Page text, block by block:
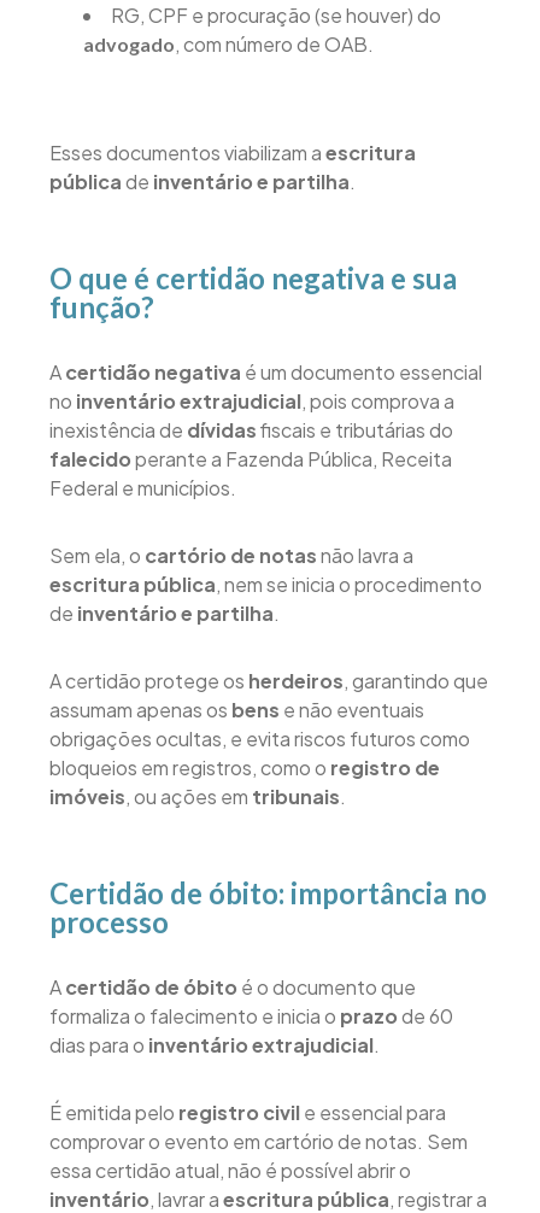
RG, CPF e procuração (se houver) do
advogado, com número de OAB.
Esses documentos viabilizam aescritura
públicade inventário e partilha.
O que é certidão negativa e sua
função?
Acertidão negativa é um documento essencial
no inventário extrajudicial, pois comprova a
inexistência de dívidasfiscais e tributárias do
falecidoperante a Fazenda Pública, Receita
Federal e municípios.
Sem ela, o cartório de notasnão lavra a
escritura pública, nem se inicia o procedimento
de inventário e partilha.
A certidão protege os herdeiros, garantindo que
assumam apenas os bens e não eventuais
obrigações ocultas, e evita riscos futuros como
bloqueios em registros, como o registro de
imóveis, ou ações em tribunais.
Certidão de óbito: importância no
processo
Acertidão de óbito é o documento que
formaliza o falecimento e inicia o prazode 60
dias para o inventário extrajudicial.
É emitida pelo registro civile essencial para
comprovar o evento em cartório de notas. Sem
essa certidão atual, não é possível abrir o
inventário, lavrar aescritura pública, registrar a